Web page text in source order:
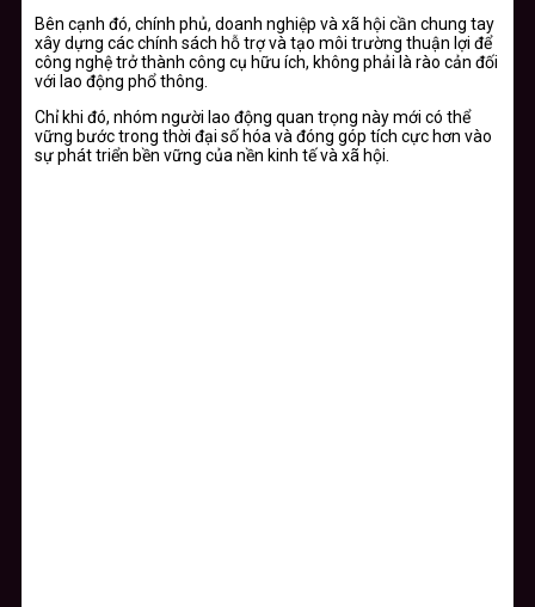
Bên cạnh đó, chính phủ, doanh nghiệp và xã hội cần chung tay
xây dựng các chính sách hỗ trợ và tạo môi trường thuận lợi để
công nghệ trở thành công cụ hữu ích, không phải là rào cản đối
với lao động phổ thông.
Chỉ khi đó, nhóm người lao động quan trọng này mới có thể
vững bước trong thời đại số hóa và đóng góp tích cực hơn vào
sự phát triển bền vững của nền kinh tế và xã hội.